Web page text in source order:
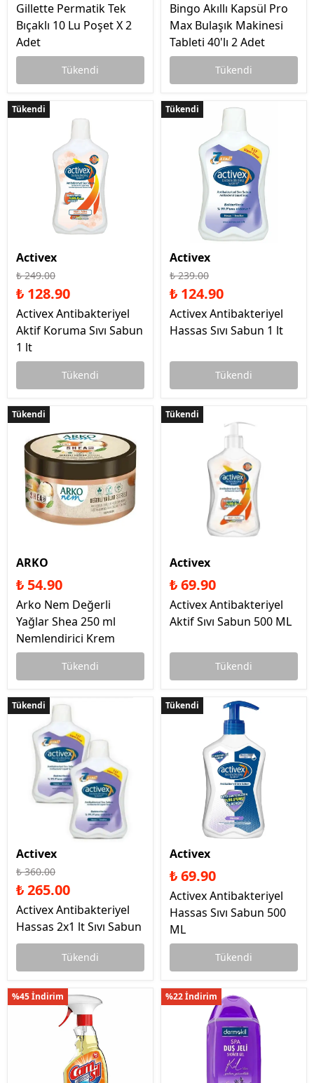
Gillette Permatik Tek
Bıçaklı 10 Lu Poşet X 2
Adet
Tükendi
Bingo Akıllı Kapsül Pro
Max Bulaşık Makinesi
Tableti 40'lı 2 Adet
Tükendi
Tükendi
Tükendi
Activex
₺ 249.00
₺ 128.90
Activex Antibakteriyel
Aktif Koruma Sıvı Sabun
1 lt
Tükendi
Tükendi
Tükendi
Activex
₺ 239.00
₺ 124.90
Activex Antibakteriyel
Hassas Sıvı Sabun 1 lt
Tükendi
Tükendi
ARKO
₺ 54.90
Arko Nem Değerli
Yağlar Shea 250 ml
Nemlendirici Krem
Tükendi
Tükendi
Activex
₺ 69.90
Activex Antibakteriyel
Aktif Sıvı Sabun 500 ML
Tükendi
Tükendi
Tükendi
Activex
₺ 360.00
₺ 265.00
Activex Antibakteriyel
Hassas 2x1 lt Sıvı Sabun
Tükendi
Tükendi
Activex
₺ 69.90
Activex Antibakteriyel
Hassas Sıvı Sabun 500
ML
Tükendi
%45 İndirim %22 İndirim